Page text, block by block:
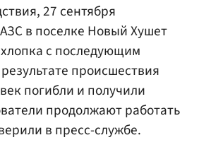
27 сентября
в поселке Новый Хушет
с последующим
происшествия
погибли и получили
продолжают работать
в пресс-службе.